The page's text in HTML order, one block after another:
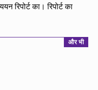
रिपोर्ट का। रिपोर्ट का
और भी